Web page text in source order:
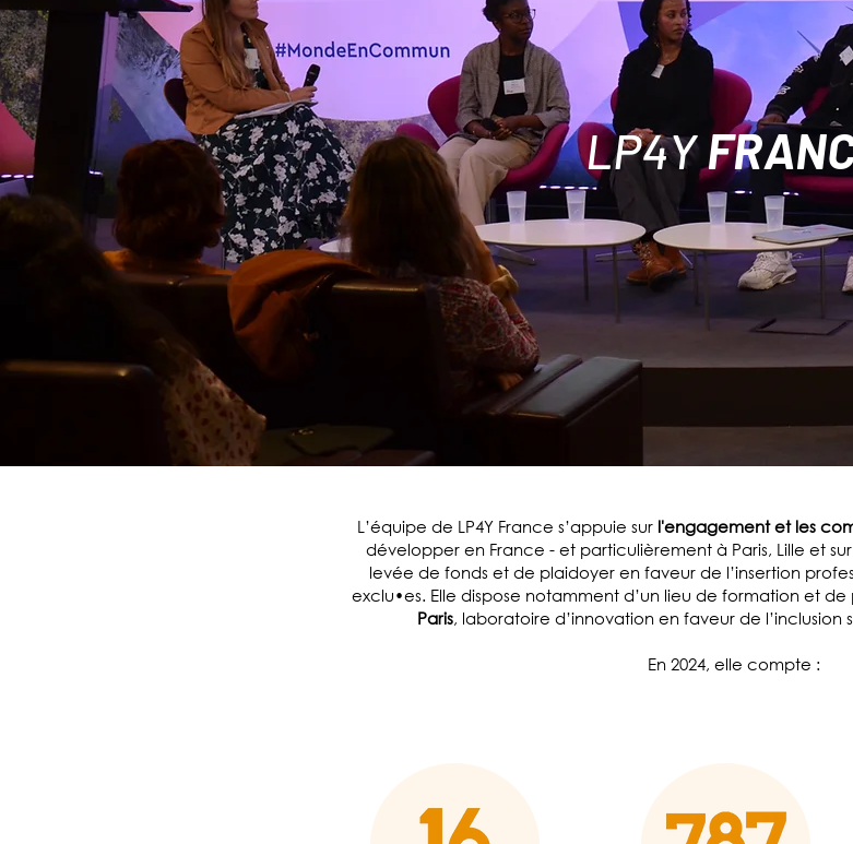
LP4Y
L’équipe de LP4Y France s’appuie sur l'engagement et les
développer en France - et particulièrement à Paris, Lille et
levée de fonds et de plaidoyer en faveur de l’insertion
exclu•es. Elle dispose notamment d’un lieu de formation et
Paris, laboratoire d’innovation en faveur de l’inclusion
En 2024, elle compte :